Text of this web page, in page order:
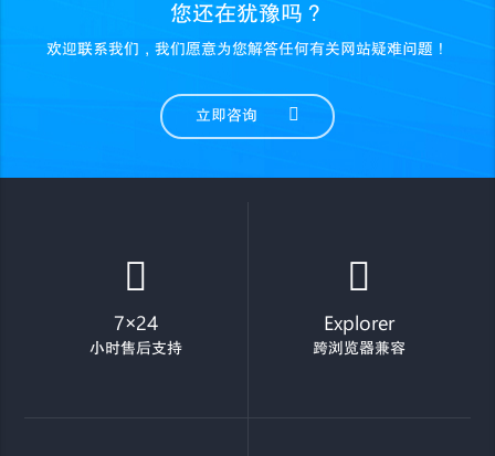
您还在犹豫吗？
欢迎联系我们，我们愿意为您解答任何有关网站疑难问题！
立即咨询
7×24
小时售后支持
Explorer
跨浏览器兼容